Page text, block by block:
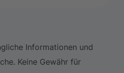
Informationen und
Keine Gewähr für